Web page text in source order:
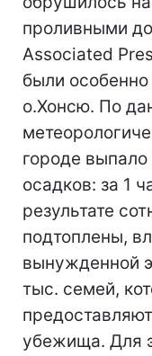
проливными
Associated
были
о.Хонсю. По
городе
осадков: за 1
результате
подтоплены,
вынужденной
тыс. семей,
убежища. Для